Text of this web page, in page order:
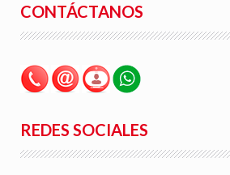
CONTÁCTANOS
REDES SOCIALES